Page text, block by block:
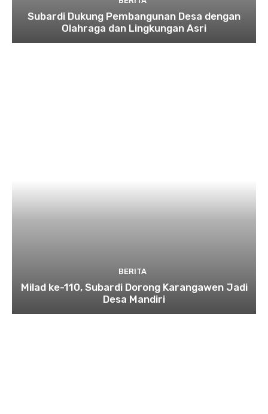
Subardi Dukung Pembangunan Desa dengan
Olahraga dan Lingkungan Asri
BERITA
Milad ke-110, Subardi Dorong Karangawen Jadi
Desa Mandiri